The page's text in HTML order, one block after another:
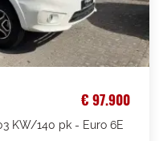
€ 97.900
KW/140 pk - Euro 6E